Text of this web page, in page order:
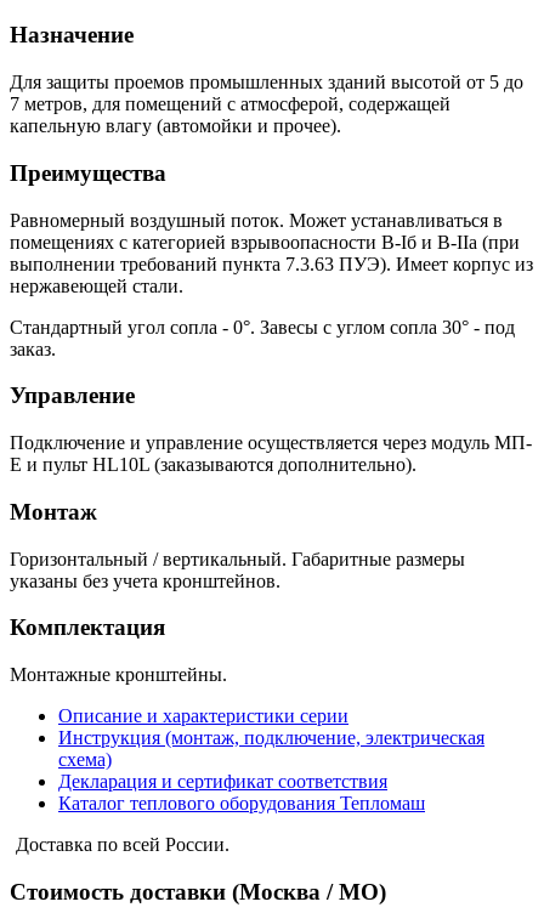
Назначение
Для защиты проемов промышленных зданий высотой от 5 до
7 метров, для помещений с атмосферой, содержащей
капельную влагу (автомойки и прочее).
Преимущества
Равномерный воздушный поток. Может устанавливаться в
помещениях с категорией взрывоопасности B-Iб и В-IIа (при
выполнении требований пункта 7.3.63 ПУЭ). Имеет корпус из
нержавеющей стали.
Стандартный угол сопла - 0°. Завесы с углом сопла 30° - под
заказ.
Управление
Подключение и управление осуществляется через модуль МП-
Е и пульт HL10L (заказываются дополнительно).
Монтаж
Горизонтальный / вертикальный. Габаритные размеры
указаны без учета кронштейнов.
Комплектация
Монтажные кронштейны.
Описание и характеристики серии
Инструкция (монтаж, подключение, электрическая
схема)
Декларация и сертификат соответствия
Каталог теплового оборудования Тепломаш
Доставка по всей России.
Стоимость доставки (Москва / МО)